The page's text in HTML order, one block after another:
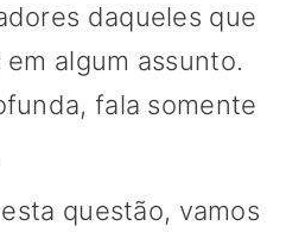
daqueles que
em algum assunto.
fala somente
questão, vamos